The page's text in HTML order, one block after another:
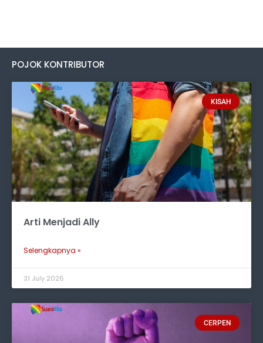
POJOK KONTRIBUTOR
KISAH
Arti Menjadi Ally
Selengkapnya »
31 July 2026
CERPEN